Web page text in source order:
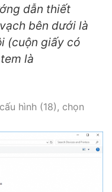
dẫn thiết
bên dưới là
(cuộn giấy có
là
hình (18), chọn